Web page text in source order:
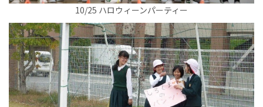
10/25 ハロウィーンパーティー